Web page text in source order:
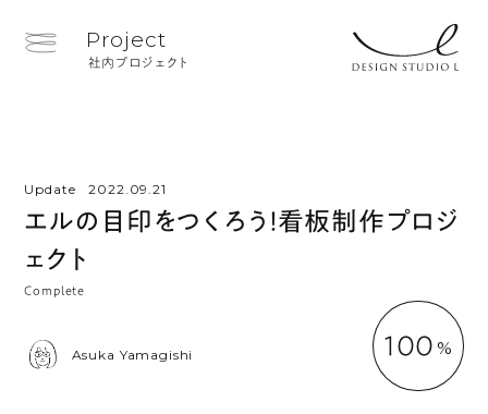
Project
社内プロジェクト
Update 2022.09.21
エルの目印をつくろう！看板制作プロジ
ェクト
Complete
100
Asuka Yamagishi